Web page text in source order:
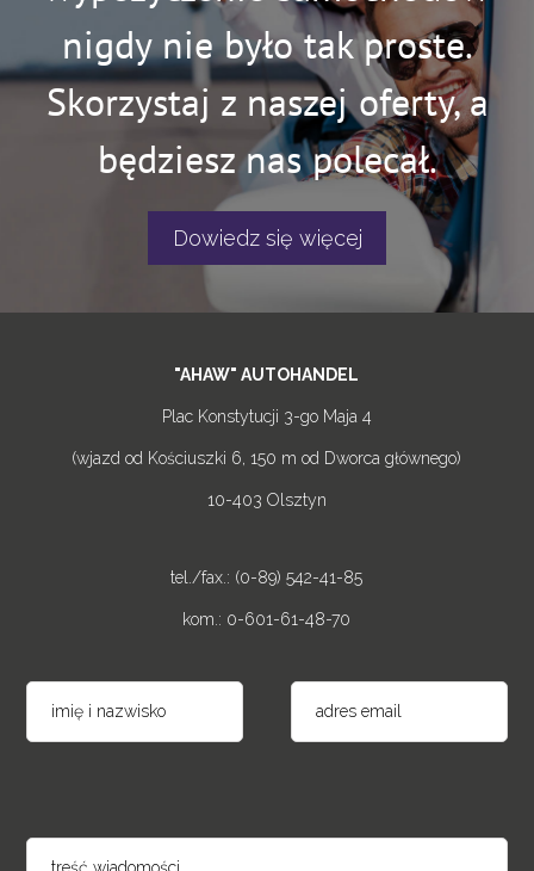
nigdy nie było tak proste.
Skorzystaj z naszej oferty, a
będziesz nas polecał.
Dowiedz się więcej
"AHAW" AUTOHANDEL
Plac Konstytucji 3-go Maja 4
(wjazd od Kościuszki 6, 150 m od Dworca głównego)
10-403 Olsztyn
tel./fax.: (0-89) 542-41-85
kom.: 0-601-61-48-70